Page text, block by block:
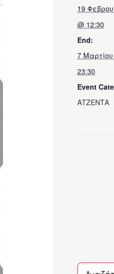
19
@ 12:30
End:
7
23:30
Event
ΑΤΖΕΝΤΑ
Αναζήτηση